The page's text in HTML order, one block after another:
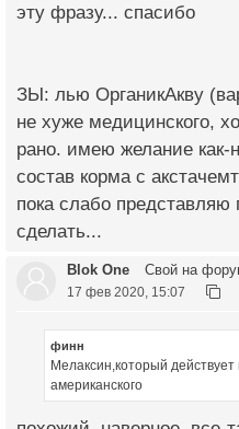
эту фразу... спасибо
ЗЫ: лью ОрганикАкву
не хуже медицинского,
рано. имею желание как-
состав корма с
пока слабо представляю
сделать...
Blok One Свой на
17 фев 2020, 15:07
финн
Мелаксин,который
американского